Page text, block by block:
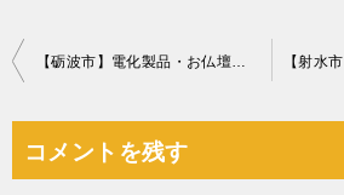
投
ビ
【砺波市】電化製品・お仏壇・金庫の回収☆処分の難しいものをまとめて回収しご満足いただけました！
コメントを残す